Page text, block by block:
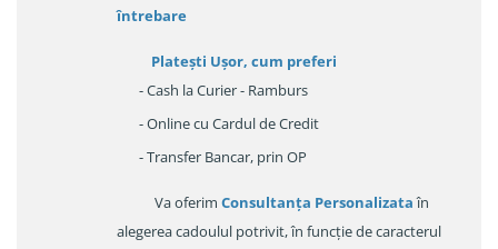
întrebare
Platești Ușor, cum preferi
- Cash la Curier - Ramburs
- Online cu Cardul de Credit
- Transfer Bancar, prin OP
Va oferim Consultanța Personalizataîn
alegerea cadoulul potrivit, în funcție de caracterul